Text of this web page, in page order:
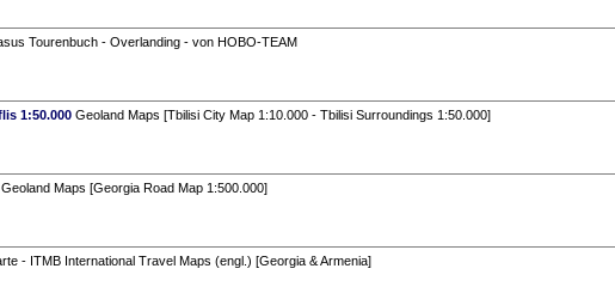
Tourenbuch - Overlanding - von HOBO-TEAM
1:50.000Geoland Maps [Tbilisi City Map 1:10.000 - Tbilisi Surroundings 1:50.000]
Geoland Maps [Georgia Road Map 1:500.000]
- ITMB International Travel Maps (engl.) [Georgia & Armenia]